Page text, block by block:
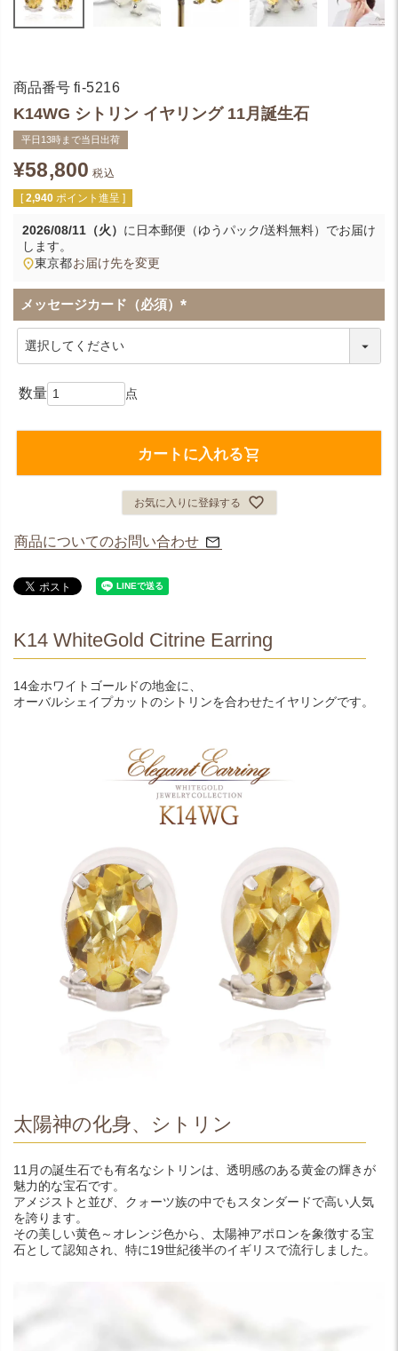
商品番号 fi-5216
K14WG シトリン イヤリング 11月誕生石
平日13時まで当日出荷
¥58,800 税込
[ 2,940 ポイント進呈 ]
2026/08/11（火） に 日本郵便（ゆうパック/送料無料） でお届け
します。
東京都お届け先を変更
メッセージカード（必須）
(
カートに入れる
お気に入りに登録する
商品についてのお問い合わせ
K14 WhiteGold Citrine Earring
14金ホワイトゴールドの地金に、
オーバルシェイプカットのシトリンを合わせたイヤリングです。
太陽神の化身、シトリン
11月の誕生石でも有名なシトリンは、透明感のある黄金の輝きが
魅力的な宝石です。
アメジストと並び、クォーツ族の中でもスタンダードで高い人気
を誇ります。
その美しい黄色～オレンジ色から、太陽神アポロンを象徴する宝
石として認知され、特に19世紀後半のイギリスで流行しました。